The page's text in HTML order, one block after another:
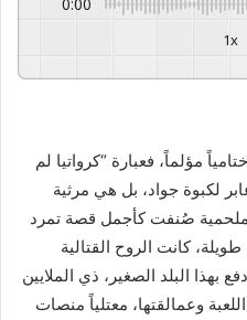
1x
مؤلماً، فعبارة “كرواتيا لم
لكبوة جواد، بل هي مرثية
ملحمية صُنفت كأجمل قصة تمرد
كانت الروح القتالية
بهذا البلد الصغير، ذي الملايين
وعمالقتها، معتلياً منصات